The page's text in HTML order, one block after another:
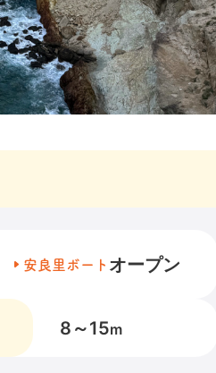
安良里ボート オープン
8～15m